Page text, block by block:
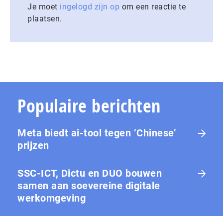
Je moet ingelogd zijn op om een reactie te
plaatsen.
Populaire berichten
Meta biedt ai-tool tegen ‘Chinese’
prijzen
SSC-ICT, Dictu en DUO bouwen
samen aan soevereine digitale
werkomgeving